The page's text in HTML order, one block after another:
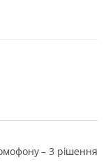
– 3 рішення